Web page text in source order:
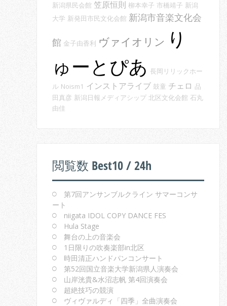
新潟県民会館 笠原恒則 柳本幸子 市橋靖子 新潟
大学 新発田市民文化会館 新潟市音楽文化会
館 金子由香利 ヴァイオリン り
ゅーとぴあ 長岡リリックホー
ル Noism1 インストアライブ 鼓童 チェロ 品
田真彦 新潟日報メディアシップ 北区文化会館 石丸
由佳
閲覧数 Best10 / 24h
第7回アンサンブルクライン サマーコンサ
ート
niigata IDOL COPY DANCE FES
Hula Stage
舞台の上の音楽会
1日限りの吹奏楽部in北区
時田清正ハンドパンコンサート
第52回国立音楽大学新潟県人演奏会
山岸洸貴&水沼志帆 第4回演奏会
超絶技巧の競演
ヴィヴァルディ「四季」全曲演奏会